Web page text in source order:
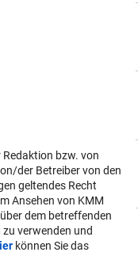
bzw. von
der Betreiber von den
geltendes Recht
Ansehen von KMM
dem betreffenden
verwenden und
können Sie das